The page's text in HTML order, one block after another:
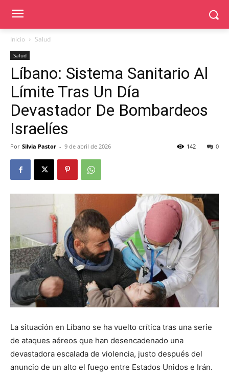
Inicio Salud
Salud
Líbano: Sistema Sanitario Al
Límite Tras Un Día
Devastador De Bombardeos
Israelíes
Por Silvia Pastor - 9 de abril de 2026 0
142
La situación en Líbano se ha vuelto crítica tras una serie
de ataques aéreos que han desencadenado una
devastadora escalada de violencia, justo después del
anuncio de un alto el fuego entre Estados Unidos e Irán.